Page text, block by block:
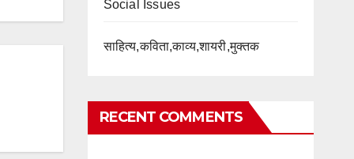
Social Issues
साहित्य,कविता,काव्य,शायरी,मुक्तक
RECENT COMMENTS